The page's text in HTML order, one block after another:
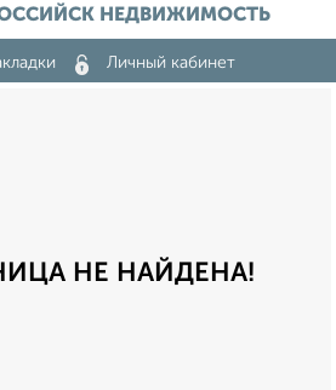
НЕДВИЖИМОСТЬ
Личный кабинет
НЕ НАЙДЕНА!